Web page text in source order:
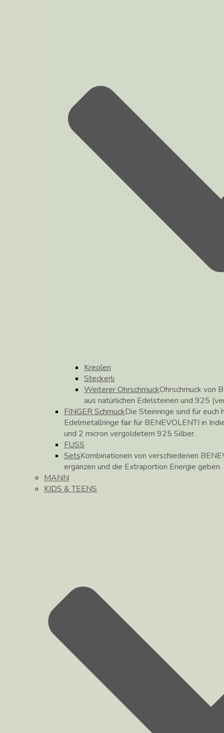
Kreolen
Steckerli
Weiterer OhrschmuckOhrschmuck von
aus natürlichen Edelsteinen und 925
FINGER SchmuckDie Steinringe sind für
Edelmetallringe fair für BENEVOLENTI in
und 2 micron vergoldetem 925 Silber.
FUSS
SetsKombinationen von verschiedenen
ergänzen und die Extraportion Energie geben.
MANN
KIDS & TEENS